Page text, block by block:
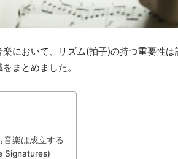
において、リズム(拍子)の持つ重要性
まとめました。
音楽は成立する
Signatures)